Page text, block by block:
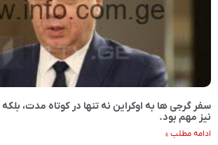
سفر گرجی ها به اوکراین نه تنها در کوتاه مدت، بلکه
نیز مهم بود.
ادامه مطلب »